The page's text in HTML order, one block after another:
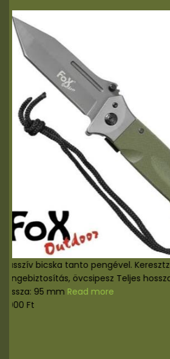
Masszív bicska tanto pengével.
pengebiztosítás, övcsipesz Teljes
hossza: 95 mmRead more
8.000